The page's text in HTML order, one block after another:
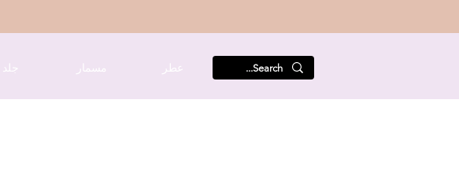
جلد مسمار عطر